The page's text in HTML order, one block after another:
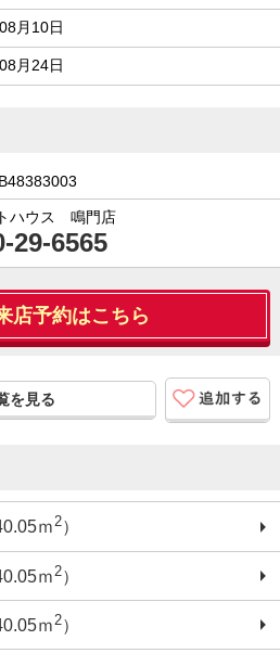
月10日
月24日
ハウス 鳴門店
29-6565
店予約はこちら
を見る
ｍ2）
ｍ 2）
ｍ 2）